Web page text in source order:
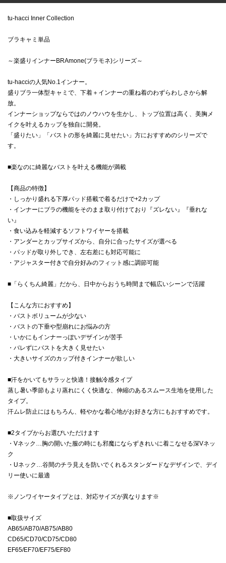
tu-hacci Inner Collection
ブラキャミ単品
～楽盛りインナーBRAmone(ブラモネ)シリーズ～
tu-hacciの人気No.1インナー。
盛りブラ一体型キャミで、下着＋インナーの重ね着のわずらわしさから解
放。
インナーショップならではのノウハウを生かし、トップ位置は高く、美胸メ
イクを叶えるカップを独自に開発。
「盛りたい」「バストの形を綺麗に見せたい」方におすすめのシリーズで
す。
■楽なのに綺麗なバストを叶える機能が満載
【商品の特徴】
・しっかり盛れる下厚パッド搭載で着るだけで+2カップ
・インナーにブラの機能をそのまま取り付けており『ズレない』『垂れな
い』
・食い込みを軽減するソフトワイヤーを搭載
・アンダーとカップサイズから、自分に合ったサイズが選べる
・パッドが取り外しでき、左右差にも対応可能に
・アジャスター付きで自分好みのフィット感に調節可能
■「らくちん綺麗」だから、日中からおうち時間まで幅広いシーンで活躍
【こんな方におすすめ】
・バストボリュームが少ない
・バストの下垂や型崩れにお悩みの方
・いかにもインナーっぽいデザインが苦手
・バレずにバストを大きく見せたい
・大きいサイズのカップ付きインナーが欲しい
■汗をかいてもサラッと快適！接触冷感タイプ
蒸し暑い季節もより蒸れにくく快適な、伸縮のあるスムース生地を使用した
タイプ。
汗ムレ防止にはもちろん、軽やかな着心地がお好きな方にもおすすめです。
■2タイプからお選びいただけます
・Vネック…胸の開いた服の時にも邪魔にならずきれいに着こなせる深Vネッ
ク
・Uネック…谷間のチラ見えを防いでくれるスタンダードなデザインで、デイ
リー使いに最適
※ノンワイヤータイプとは、対応サイズが異なります※
■取扱サイズ
AB65/AB70/AB75/AB80
CD65/CD70/CD75/CD80
EF65/EF70/EF75/EF80